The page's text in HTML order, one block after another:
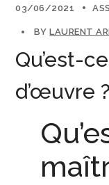
03/06/2021
BYLAURENT
Qu’est-
d’œuvre ?